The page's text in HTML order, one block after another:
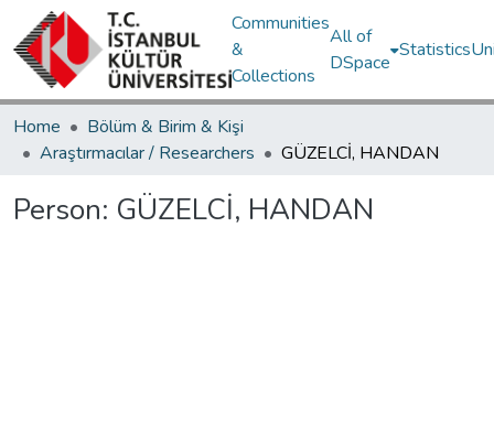
Communities
&
Collections
All of
DSpace
Statistics
Home
Bölüm & Birim & Kişi
Araştırmacılar / Researchers
GÜZELCİ, HANDAN
Person: GÜZELCİ, HANDAN